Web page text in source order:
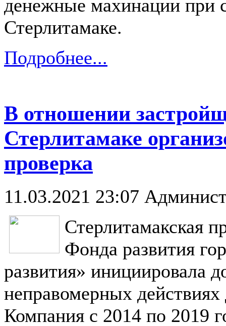
денежные махинации при
Стерлитамаке.
Подробнее...
В отношении
Стерлитамаке
проверка
11.03.2021 23:07
Стерлитамакская
Фонда развития
развития» инициировала
неправомерных
Компания с 2014 по 2019